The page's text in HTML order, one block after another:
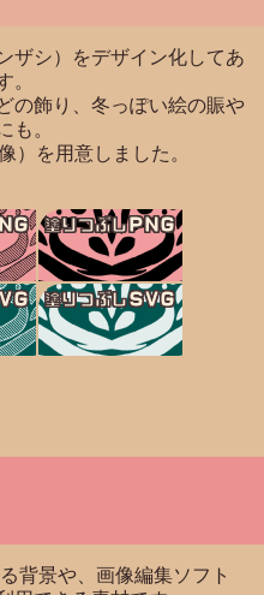
ザシ）をデザイン化してあ
。
の飾り、冬っぽい絵の賑や
も。
）を用意しました。
塗りつぶしPNG
塗りつぶしSVG
背景や、画像編集ソフト